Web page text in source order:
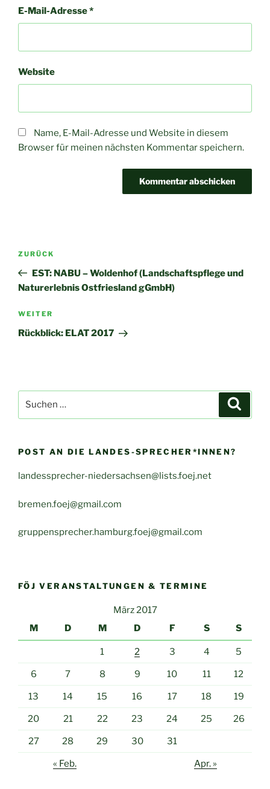
E-Mail-Adresse*
Website
Name, E-Mail-Adresse und Website in diesem
Browser für meinen nächsten Kommentar speichern.
Beitragsnavigation
Vorheriger
Beitrag
ZURÜCK
EST: NABU – Woldenhof (Landschaftspflege und
Naturerlebnis Ostfriesland gGmbH)
Nächster
Beitrag
WEITER
Rückblick: ELAT 2017
nach:
POST AN DIE LANDES-SPRECHER*INNEN?
landessprecher-niedersachsen@lists.foej.net
bremen.foej@gmail.com
gruppensprecher.hamburg.foej@gmail.com
FÖJ VERANSTALTUNGEN & TERMINE
März 2017
M
D M D F S S
1 2 3 4 5
6 7 8 9 10 11 12
13 14 15 16 17 18 19
20 21 22 23 24 25 26
27 28 29 30 31
« Feb. Apr. »